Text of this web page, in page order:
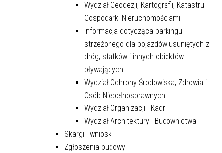
Wydział Geodezji, Kartografii, Katastru i
Gospodarki Nieruchomościami
Informacja dotycząca parkingu
strzeżonego dla pojazdów usuniętych z
dróg, statków i innych obiektów
pływających
Wydział Ochrony Środowiska, Zdrowia i
Osób Niepełnosprawnych
Wydział Organizacji i Kadr
Wydział Architektury i Budownictwa
Skargi i wnioski
Zgłoszenia budowy